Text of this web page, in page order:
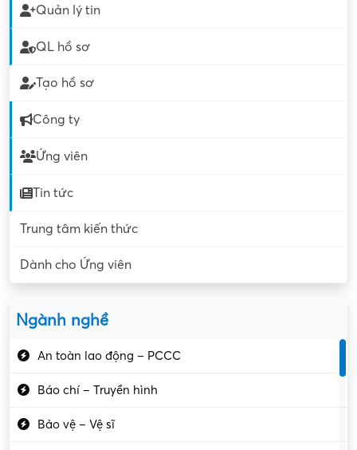
Quản lý tin
QL hồ sơ
Tạo hồ sơ
Công ty
Ứng viên
Tin tức
Trung tâm kiến thức
Dành cho Ứng viên
Ngành nghề
An toàn lao động – PCCC
Báo chí – Truyền hình
Bảo vệ – Vệ sĩ